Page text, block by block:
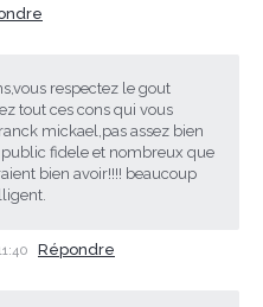
respectez le gout
tout ces cons qui vous
mickael,pas assez bien
fidele et nombreux que
bien avoir!!!! beaucoup
Répondre